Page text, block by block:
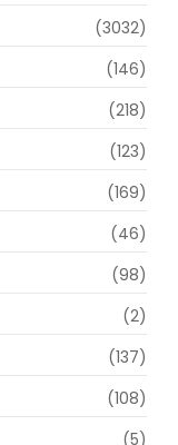
(3032)
(146)
(218)
(123)
(169)
(46)
(98)
(2)
(137)
(108)
(5)